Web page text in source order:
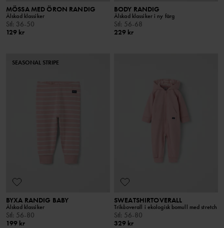
MÖSSA MED ÖRON RANDIG
Älskad klassiker
Stl: 36-50
129 kr
BODY RANDIG
Älskad klassiker i ny färg
Stl: 56-68
229 kr
SEASONAL STRIPE
BYXA RANDIG BABY
Älskad klassiker
Stl: 56-80
199 kr
SWEATSHIRTOVERALL
Trikåoverall i ekologisk bomull med stretch
Stl: 56-80
329 kr